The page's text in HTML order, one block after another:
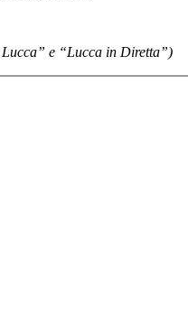
e “Lucca in Diretta”)